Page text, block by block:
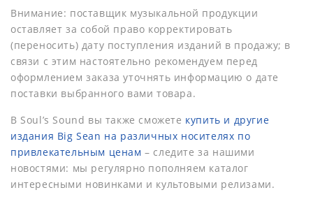
Внимание: поставщик музыкальной продукции
оставляет за собой право корректировать
(переносить) дату поступления изданий в продажу; в
связи с этим настоятельно рекомендуем перед
оформлением заказа уточнять информацию о дате
поставки выбранного вами товара.
В Soul’s Sound вы также сможете купить и другие
издания Big Sean на различных носителях по
привлекательным ценам – следите за нашими
новостями: мы регулярно пополняем каталог
интересными новинками и культовыми релизами.